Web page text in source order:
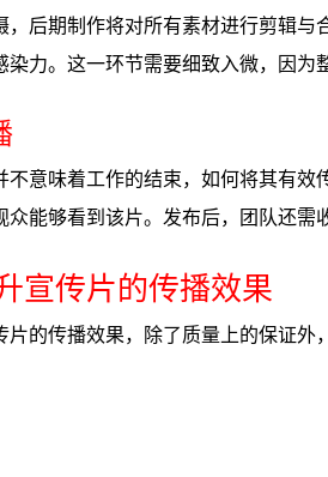
，后期制作将对所有素材进行剪辑与
染力。这一环节需要细致入微，因为
不意味着工作的结束，如何将其有效
众能够看到该片。发布后，团队还需
宣传片的传播效果
片的传播效果，除了质量上的保证外